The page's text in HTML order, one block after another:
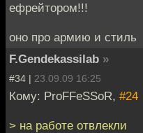
ефрейтором!!!
оно про армию и стиль
F.Gendekassilab »
#34 | 23.09.09 16:25
Кому: ProFFeSSoR, #24
> на работе отвлекли